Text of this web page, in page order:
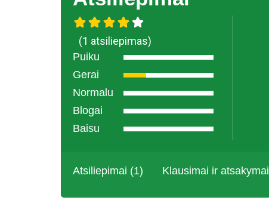
(1 atsiliepimas)
Puiku
Gerai
Normalu
Blogai
Baisu
Atsiliepimai (1) Klausimai ir atsakymai